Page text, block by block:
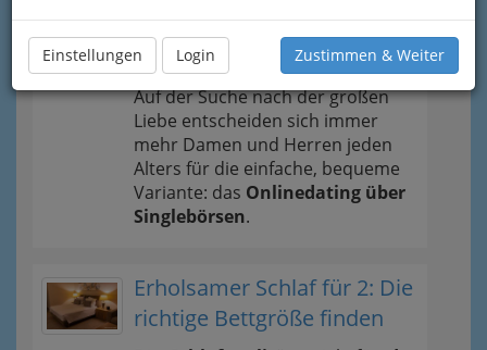
Einstellungen Login Zustimmen & Weiter
und testen - anonym und
ohne Kosten
Auf der Suche nach der großen
Liebe entscheiden sich immer
mehr Damen und Herren jeden
Alters für die einfache, bequeme
Variante: das Onlinedating über
Singlebörsen.
Erholsamer Schlaf für 2: Die
richtige Bettgröße finden